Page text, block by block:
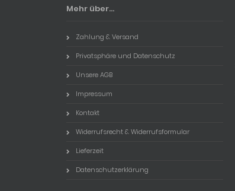
Mehr über...
Zahlung & Versand
Privatsphäre und Datenschutz
Unsere AGB
Impressum
Kontakt
Widerrufsrecht & Widerrufsformular
Lieferzeit
Datenschutzerklärung